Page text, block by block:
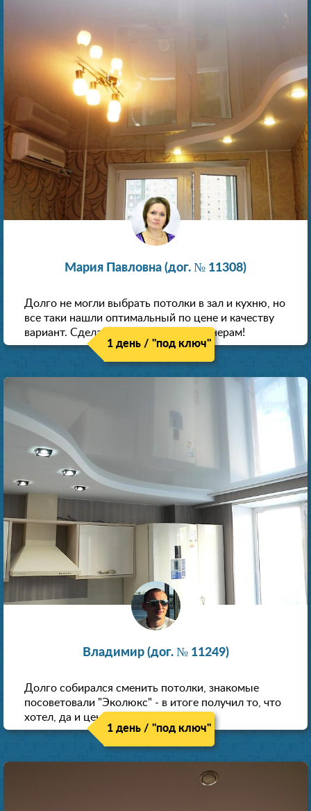
Мария Павловна (дог. № 11308)
Долго не могли выбрать потолки в зал и кухню, но
все таки нашли оптимальный по цене и качеству
вариант. Сделали скидку как пенсионерам!
1 день / "под ключ"
Владимир (дог. № 11249)
Долго собирался сменить потолки, знакомые
посоветовали "Эколюкс" - в итоге получил то, что
хотел, да и цена нормальная.
1 день / "под ключ"